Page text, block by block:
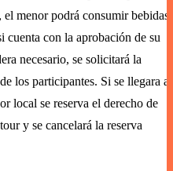
menor podrá consumir bebidas
cuenta con la aprobación de su
necesario, se solicitará la
los participantes. Si se llegara a
local se reserva el derecho de
y se cancelará la reserva